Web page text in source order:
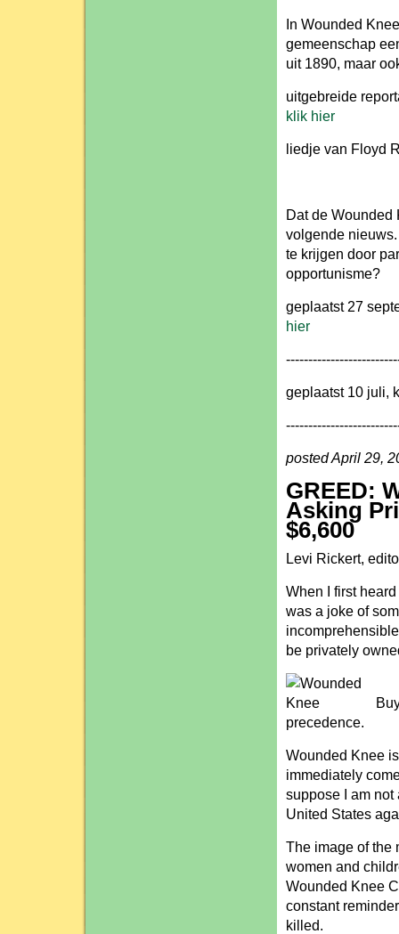
In Wounded
gemeenschap
uit 1890, maar
uitgebreide
klik hier
liedje van Floyd
Dat de Wounded
volgende
te krijgen door
opportunisme?
geplaatst 27
hier
geplaatst 10 juli,
posted April 29,
GREED:
Asking
$6,600
Levi Rickert,
When I first
was a joke of
be privately
precedence.
Wounded Knee
immediately
suppose I am
United States
The image of the
women and
Wounded Knee
constant
killed.